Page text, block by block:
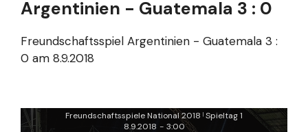
Argentinien - Guatemala 3 : 0
Freundschaftsspiel Argentinien - Guatemala 3 :
0 am 8.9.2018
Freundschaftsspiele National 2018 | Spieltag 1
8.9.2018 - 3:00